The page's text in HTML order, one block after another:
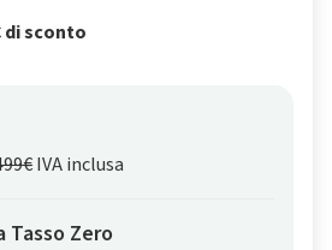
di sconto
IVA inclusa
Tasso Zero